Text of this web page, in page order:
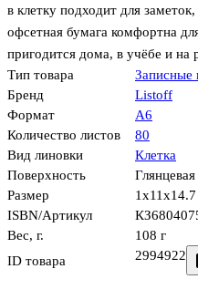
в клетку подходит для
офсетная бумага комфортна
пригодится дома, в учёбе и на
Тип товара
Записные
Бренд
Listoff
Формат
А6
Количество листов
80
Вид линовки
Клетка
Поверхность
Глянцевая
Размер
1x11x14.7
ISBN/Артикул
Вес, г.
108 г
ID товара
2994922